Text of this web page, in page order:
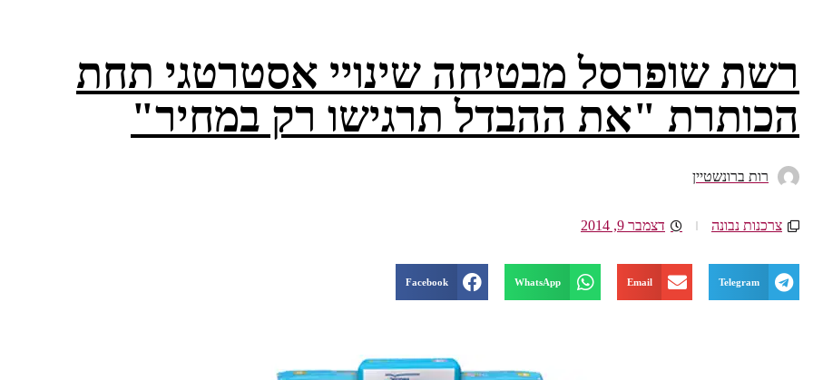
רשת שופרסל מבטיחה שינויי אסטרטגי תחת
הכותרת "את ההבדל תרגישו רק במחיר"
רות ברונשטיין
צרכנות נבונה דצמבר 9, 2014
Telegram
Email
WhatsApp
Facebook